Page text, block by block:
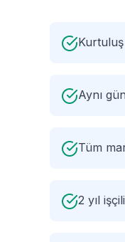
Kurtuluş
Aynı
Tüm
2 yıl